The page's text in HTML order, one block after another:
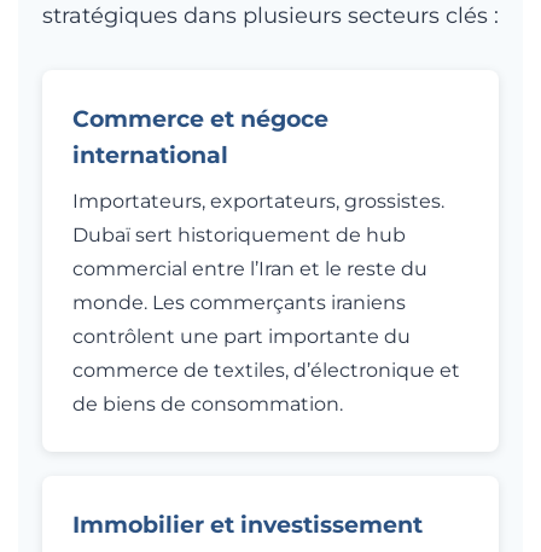
stratégiques dans plusieurs secteurs clés :
Commerce et négoce
international
Importateurs, exportateurs, grossistes.
Dubaï sert historiquement de hub
commercial entre l’Iran et le reste du
monde. Les commerçants iraniens
contrôlent une part importante du
commerce de textiles, d’électronique et
de biens de consommation.
Immobilier et investissement